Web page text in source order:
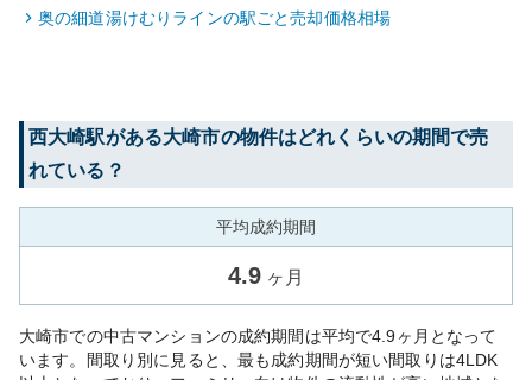
奥の細道湯けむりラインの駅ごと売却価格相場
西大崎駅がある大崎市の物件はどれくらいの期間で売
れている？
平均成約期間
4.9 ヶ月
大崎市での中古マンションの成約期間は平均で4.9ヶ月となって
います。間取り別に見ると、最も成約期間が短い間取りは4LDK